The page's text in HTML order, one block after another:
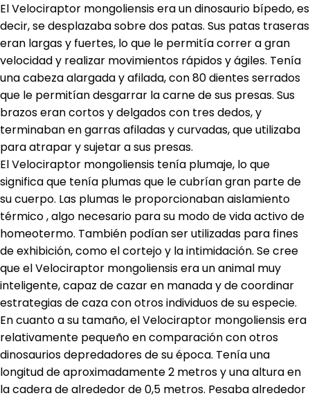
El Velociraptor mongoliensis era un dinosaurio bípedo, es
decir, se desplazaba sobre dos patas. Sus patas traseras
eran largas y fuertes, lo que le permitía correr a gran
velocidad y realizar movimientos rápidos y ágiles. Tenía
una cabeza alargada y afilada, con 80 dientes serrados
que le permitían desgarrar la carne de sus presas. Sus
brazos eran cortos y delgados con tres dedos, y
terminaban en garras afiladas y curvadas, que utilizaba
para atrapar y sujetar a sus presas.
El Velociraptor mongoliensis tenía plumaje, lo que
significa que tenía plumas que le cubrían gran parte de
su cuerpo. Las plumas le proporcionaban aislamiento
térmico , algo necesario para su modo de vida activo de
homeotermo. También podían ser utilizadas para fines
de exhibición, como el cortejo y la intimidación. Se cree
que el Velociraptor mongoliensis era un animal muy
inteligente, capaz de cazar en manada y de coordinar
estrategias de caza con otros individuos de su especie.
En cuanto a su tamaño, el Velociraptor mongoliensis era
relativamente pequeño en comparación con otros
dinosaurios depredadores de su época. Tenía una
longitud de aproximadamente 2 metros y una altura en
la cadera de alrededor de 0,5 metros. Pesaba alrededor